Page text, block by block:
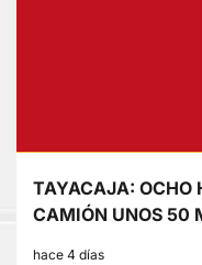
TAYACAJA: OCHO
CAMIÓN UNOS 50
hace 4 días